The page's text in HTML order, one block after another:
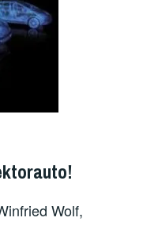
,
, Wolf,